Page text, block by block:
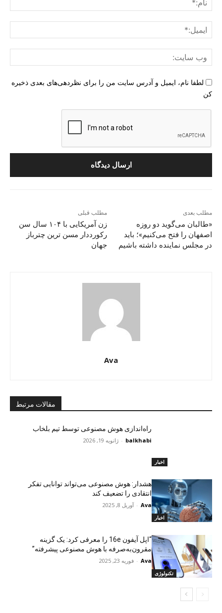
لطفا نام، ایمیل و آدرس سایت من را برای نظردهی‌های بعدی ذخیره
کن
مطلب قبلی
زن آمریکایی با ۱۰۴ سال سن
رکورددار مسن ترین چترباز
جهان
مطلب بعدی
«طالبان می‌گوید دو روزه
اصفهان را فتح می‌کنیم»؛ باید
در مجلس نماینده داشته باشیم
Ava
مقالات مرتبط
اخبار
راه‌اندازی هوش مصنوعی توسط تیم بلخاب
balkhabi
- ژانویه 19, 2026
اخبار
هشدار: هوش مصنوعی می‌تواند توانایی تفکر
انتقادی را تضعیف کند
Ava
- آوریل 8, 2025
تکنولوژی
“اپل آیفون 16e را معرفی کرد: یک گزینه
مقرون‌به‌صرفه با هوش مصنوعی پیشرفته”
Ava
- فوریه 23, 2025